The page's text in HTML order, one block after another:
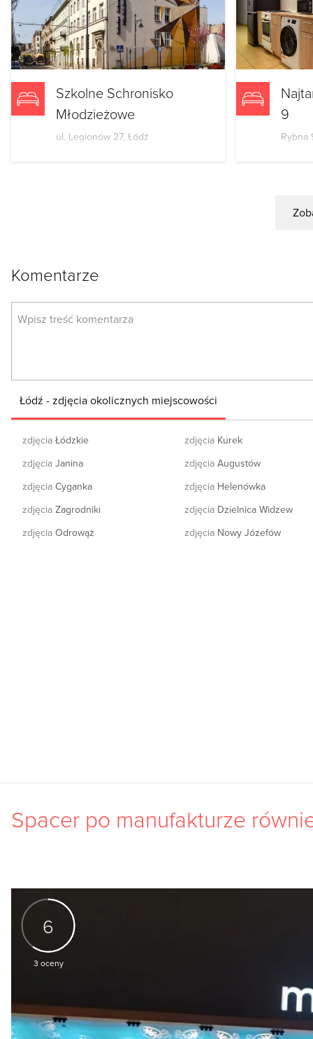
Szkolne Schronisko
Młodzieżowe
ul. Legionów 27, Łódź
9
Rybna
Komentarze
Łódź - zdjęcia okolicznych miejscowości
zdjęcia Łódzkie
zdjęcia Janina
zdjęcia Cyganka
zdjęcia Zagrodniki
zdjęcia Odrowąż
zdjęcia Kurek
zdjęcia Augustów
zdjęcia Helenówka
zdjęcia Dzielnica Widzew
zdjęcia Nowy Józefów
Spacer po manufakturze
6
3 oceny